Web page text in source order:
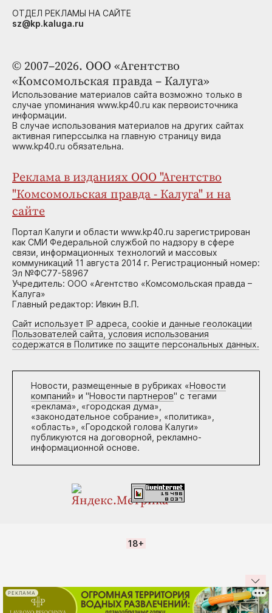
© 2007–2026. ООО «Агентство
«Комсомольская правда – Калуга»
Использование материалов сайта возможно только в
случае упоминания www.kp40.ru как первоисточника
информации.
В случае использования материалов на других сайтах
активная гиперссылка на главную страницу вида
www.kp40.ru обязательна.
Реклама в изданиях ООО "Агентство
"Комсомольская правда - Калуга" и на
сайте
Портал Калуги и области www.kp40.ru зарегистрирован
как СМИ Федеральной службой по надзору в сфере
связи, информационных технологий и массовых
коммуникаций 11 августа 2014 г. Регистрационный номер:
Эл №ФС77-58967
Учредитель: ООО «Агентство «Комсомольская правда –
Калуга»
Главный редактор: Ивкин В.П.
Сайт использует IP адреса, cookie и данные геолокации
Пользователей сайта, условия использования
содержатся в Политике по защите персональных данных.
Новости, размещенные в рубриках «Новости
компаний» и "Новости партнеров" с тегами
«реклама», «городская дума»,
«законодательное собрание», «политика»,
«область», «Городской голова Калуги»
публикуются на договорной, рекламно-
информационной основе.
ОТДЕЛ РЕКЛАМЫ НА САЙТЕ
sz@kp.kaluga.ru
18+
РЕКЛАМА